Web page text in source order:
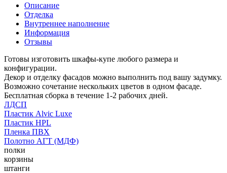
Описание
Отделка
Внутреннее наполнение
Информация
Отзывы
Готовы изготовить шкафы-купе любого размера и
конфигурации.
Декор и отделку фасадов можно выполнить под вашу задумку.
Возможно сочетание нескольких цветов в одном фасаде.
Бесплатная сборка в течение 1-2 рабочих дней.
ЛДСП
Пластик Alvic Luxe
Пластик HPL
Пленка ПВХ
Полотно АГТ (МДФ)
полки
корзины
штанги